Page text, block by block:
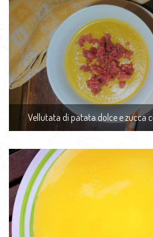
Vellutata di patata dolce e zucca